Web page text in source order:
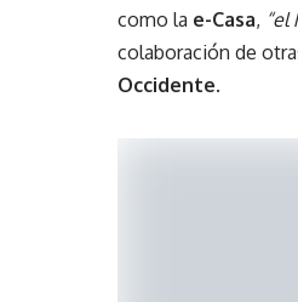
como la e-Casa,
colaboración de
Occidente.